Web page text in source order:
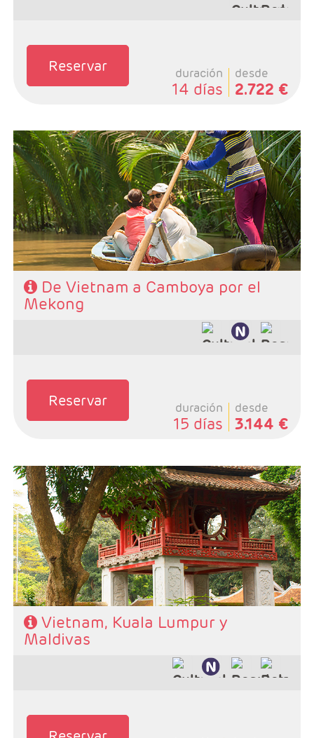
Reservar duración
14 días
desde
2.722 €
- Salidas: Martes y Sábados
- Ruta: Ha noi 2n + Ha long 1n + Hoi an 2n + Hue 1n +
Saigón 1n + Cantho 1n + Chau Doc 1n + Phnom Penh
1n + Siem Reap 2n.
- Categoría hotelera: A elegir por el cliente.
- Régimen: MP o PC
De Vietnam a Camboya por el
Mekong
Reservar duración
15 días
desde
3.144 €
- Salidas: Martes y sábados
- Ruta: Ha noi 4n + Ha long 1n + 3n K. Lumpur + 4n
Maldivas (ampliables)
- Categoría hotelera: A elegir por el cliente.
- Régimen: Según programa
Vietnam, Kuala Lumpur y
Maldivas